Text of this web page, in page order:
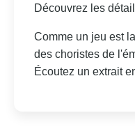
Découvrez les
Comme un jeu est
des choristes de
Écoutez un extrait